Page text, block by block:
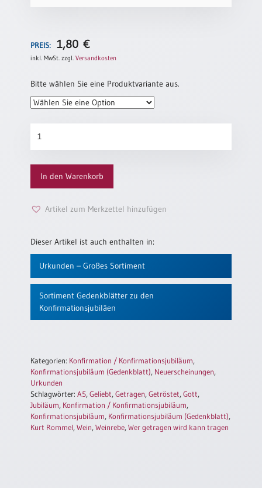
Hochzeitsjubiläum
neutrale
Abendmahlszulassung
Kirchen(wieder)eintritt
Urkunden
Poster
Einzelposter
Einzelposter
Sortimente
Jahreslosung
Restbestände
PREIS: 1,80€
inkl. MwSt. zzgl.Versandkosten
Bitte wählen Sie eine Produktvariante aus.
„Weinrebe“
Menge
In den Warenkorb
Artikel zum Merkzettel hinzufügen
Dieser Artikel ist auch enthalten in:
Urkunden – Großes Sortiment
Sortiment Gedenkblätter zu den
Konfirmationsjubiläen
Kategorien: Konfirmation / Konfirmationsjubiläum,
Konfirmationsjubiläum (Gedenkblatt), Neuerscheinungen,
Urkunden
Schlagwörter:A5,Geliebt,Getragen,Getröstet,Gott,
Jubiläum, Konfirmation / Konfirmationsjubiläum,
Konfirmationsjubiläum, Konfirmationsjubiläum (Gedenkblatt),
Kurt Rommel,Wein,Weinrebe,Wer getragen wird kann tragen